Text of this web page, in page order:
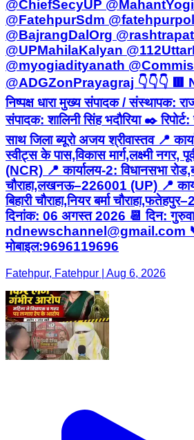
@ChiefSecyUP
@FatehpurSdm
@BajrangDalOrg
@UPMahilaKalyan
@myogiadityanath
@ADGZonPrayagraj 👇👇👇 🟥
निष्पक्ष धारा मुख्य संपादक / संस्थापक:
संपादक: शालिनी सिंह भदौरिया ✒️
साथ जिला ब्यूरो अजय श्रीवास्तव 📍
स्वीट्स के पास,विकास मार्ग,लक्ष्मी नगर,
(NCR) 📍 कार्यालय-2: विधानसभा
चौराहा,लखनऊ–226001 (UP) 📍
बिहारी चौराहा,नियर बर्मा
दिनांक: 06 अगस्त 2026 📆 दिन:
ndnewschannel@gmail.com
मोबाइल:9696119696
Fatehpur, Fatehpur | Aug 6, 2026